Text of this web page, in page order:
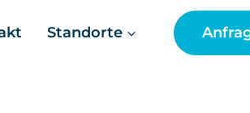
Standorte